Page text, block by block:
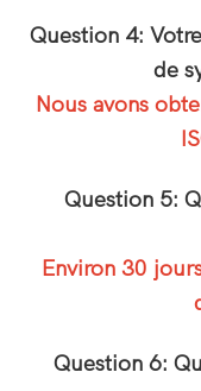
Question 4:
de
Nous avons
Question 5:
Environ 30
Question 6: